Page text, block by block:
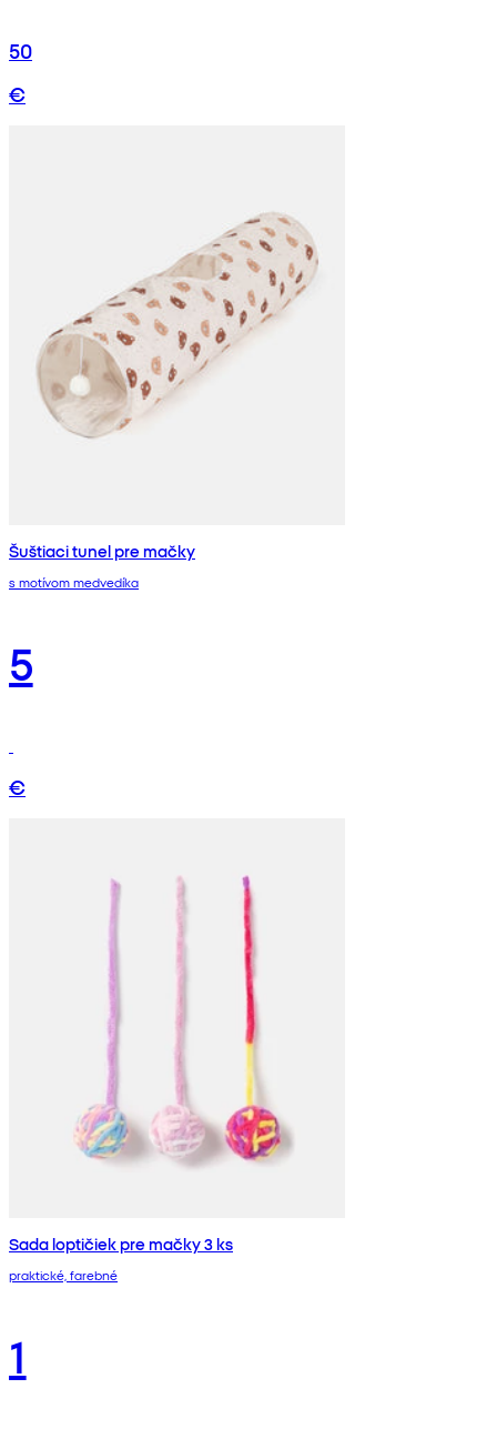
50
€
Šuštiaci tunel pre mačky
s motívom medvedíka
5
€
Sada loptičiek pre mačky 3 ks
praktické, farebné
1